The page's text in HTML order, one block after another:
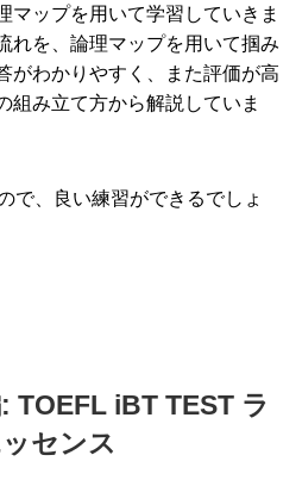
マップを用いて学習していきま
れを、論理マップを用いて掴み
がわかりやすく、また評価が高
組み立て方から解説していま
で、良い練習ができるでしょ
TOEFL iBT TEST ラ
センス